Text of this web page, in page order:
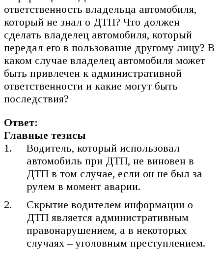
ответственность владельца автомобиля,
который не знал о ДТП? Что должен
сделать владелец автомобиля, который
передал его в пользование другому лицу? В
каком случае владелец автомобиля может
быть привлечен к административной
ответственности и какие могут быть
последствия?
Ответ:
Главные тезисы
Водитель, который использовал
автомобиль при ДТП, не виновен в
ДТП в том случае, если он не был за
рулем в момент аварии.
Скрытие водителем информации о
ДТП является административным
правонарушением, а в некоторых
случаях – уголовным преступлением.